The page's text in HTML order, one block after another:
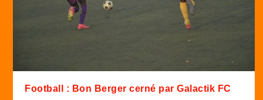
Football : Bon Berger cerné par Galactik FC